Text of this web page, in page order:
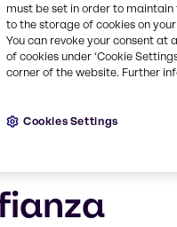
must be set in order to maintain
to the storage of cookies on
You can revoke your consent at
of cookies under ‘Cookie
corner of the website. Further
Cookies Settings